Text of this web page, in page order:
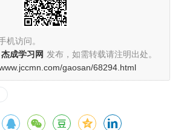
模式新高考地区高考时间6月7日、6
10日四天。
每年6月7日、8日，部分省区高考时间
市）按新方案实施高考或科目设置不
间不统一。
考省份来说，高考基本举行6月7日-9日
机访问。
杰成学习网 发布，如需转载请注明出处。
gaosan/68294.html